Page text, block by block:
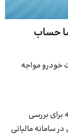
حساب
خودرو مواجه
برای بررسی
سامانه مالیاتی